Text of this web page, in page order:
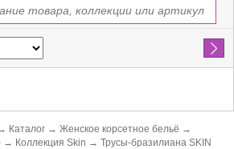
Найти
Каталог → Женское корсетное бельё →
→ Коллекция Skin → Трусы-бразилиана SKIN